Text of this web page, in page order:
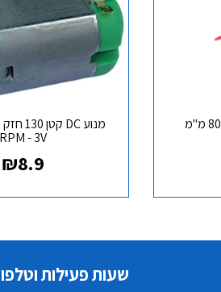
RPM - 3V
₪8.9
שעות פעילות